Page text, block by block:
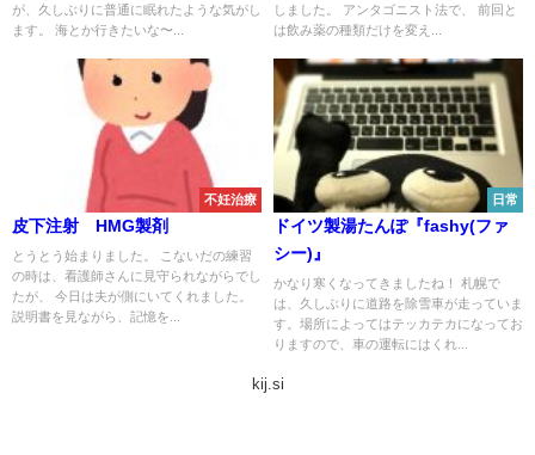
が、久しぶりに普通に眠れたような気がし
ます。 海とか行きたいな〜...
しました。 アンタゴニスト法で、 前回と
は飲み薬の種類だけを変え...
不妊治療
皮下注射 HMG製剤
とうとう始まりました。 こないだの練習
の時は、看護師さんに見守られながらでし
たが、 今日は夫が側にいてくれました。
説明書を見ながら、記憶を...
日常
ドイツ製湯たんぽ『fashy(ファ
シー)』
かなり寒くなってきましたね！ 札幌で
は、久しぶりに道路を除雪車が走っていま
す。場所によってはテッカテカになってお
りますので、車の運転にはくれ...
kij.si